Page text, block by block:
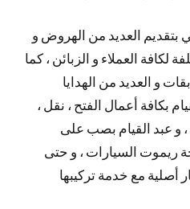
بتقديم العديد من الهروض و
لكافة العملاء و الزبائن ، كما
و العديد من الهدايا
بكافة أعمال الفتح ، نقل ،
و عبد القيام بصب على
ريموت السيارات ، و حتى
أصلية مع خدمة تركيبها